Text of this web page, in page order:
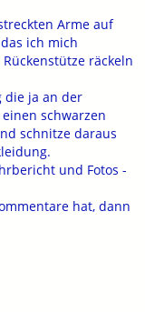
Arme auf
ich mich
räckeln
die ja an der
schwarzen
schnitze daraus
und Fotos -
hat, dann